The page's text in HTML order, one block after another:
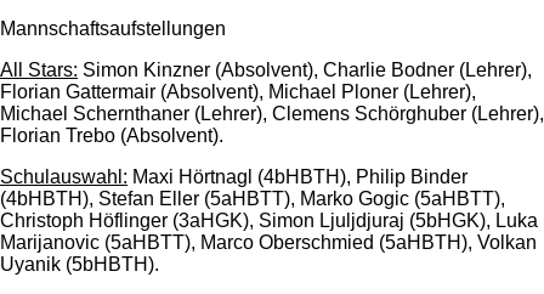
Mannschaftsaufstellungen
All Stars: Simon Kinzner (Absolvent), Charlie Bodner (Lehrer),
Florian Gattermair (Absolvent), Michael Ploner (Lehrer),
Michael Schernthaner (Lehrer), Clemens Schörghuber (Lehrer),
Florian Trebo (Absolvent).
Schulauswahl: Maxi Hörtnagl (4bHBTH), Philip Binder
(4bHBTH), Stefan Eller (5aHBTT), Marko Gogic (5aHBTT),
Christoph Höflinger (3aHGK), Simon Ljuljdjuraj (5bHGK), Luka
Marijanovic (5aHBTT), Marco Oberschmied (5aHBTH), Volkan
Uyanik (5bHBTH).